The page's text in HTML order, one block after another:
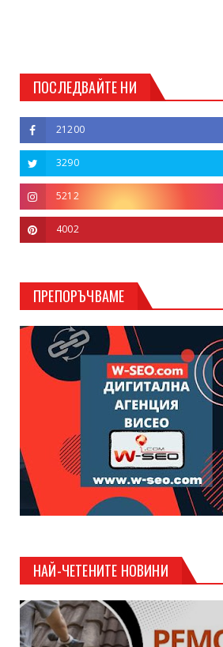
ПОСЛЕДВАЙТЕ НИ
21200
3290
5212
4002
ПРЕПОРЪЧВАМЕ
НАЙ-ЧЕТЕНИТЕ НОВИНИ